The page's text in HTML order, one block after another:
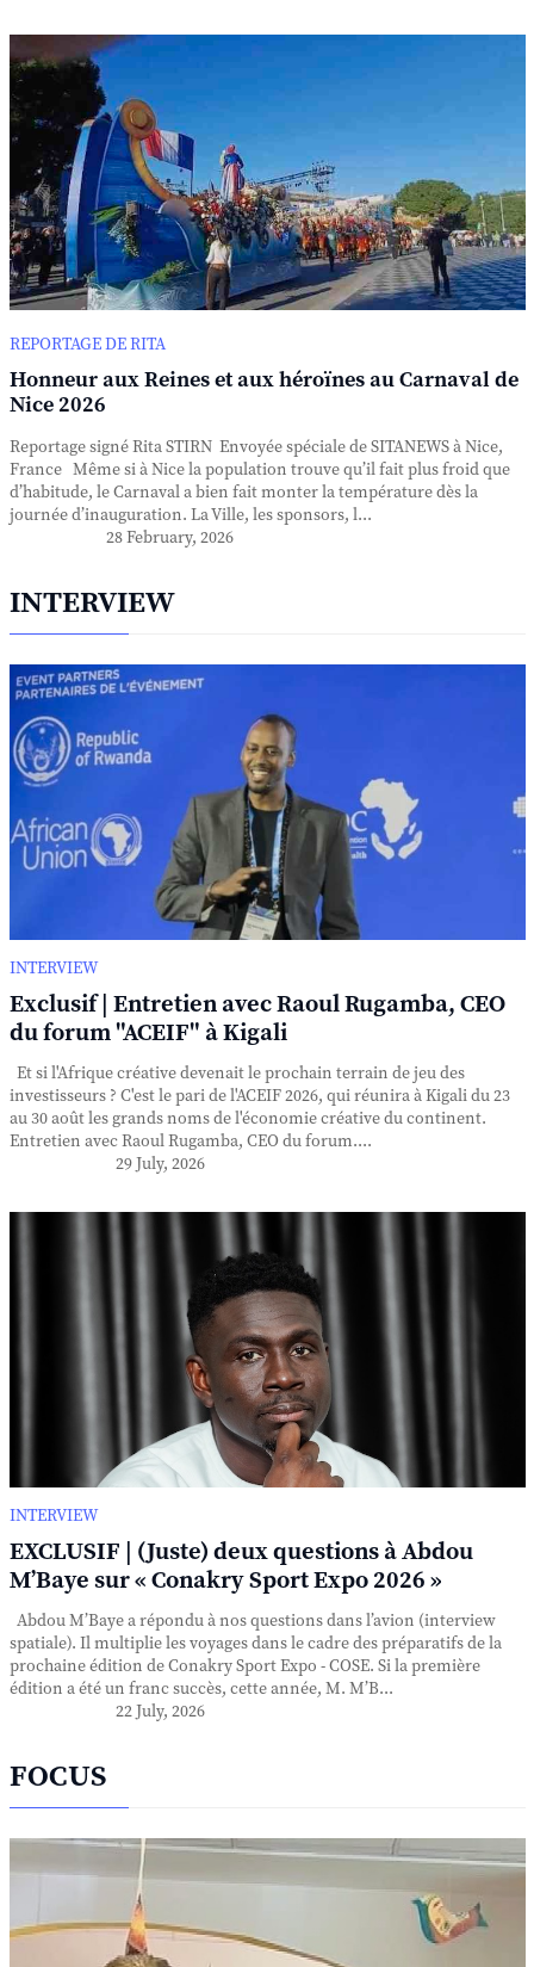
REPORTAGE DE RITA
Honneur aux Reines et aux héroïnes au Carnaval de
Nice 2026
Reportage signé Rita STIRN Envoyée spéciale de SITANEWS à Nice,
France Même si à Nice la population trouve qu’il fait plus froid que
d’habitude, le Carnaval a bien fait monter la température dès la
journée d’inauguration. La Ville, les sponsors, l...
28 February, 2026
INTERVIEW
INTERVIEW
Exclusif | Entretien avec Raoul Rugamba, CEO
du forum "ACEIF" à Kigali
Et si l'Afrique créative devenait le prochain terrain de jeu des
investisseurs ? C'est le pari de l'ACEIF 2026, qui réunira à Kigali du 23
au 30 août les grands noms de l'économie créative du continent.
Entretien avec Raoul Rugamba, CEO du forum....
29 July, 2026
INTERVIEW
EXCLUSIF | (Juste) deux questions à Abdou
M’Baye sur « Conakry Sport Expo 2026 »
Abdou M’Baye a répondu à nos questions dans l’avion (interview
spatiale). Il multiplie les voyages dans le cadre des préparatifs de la
prochaine édition de Conakry Sport Expo - COSE. Si la première
édition a été un franc succès, cette année, M. M’B...
22 July, 2026
FOCUS